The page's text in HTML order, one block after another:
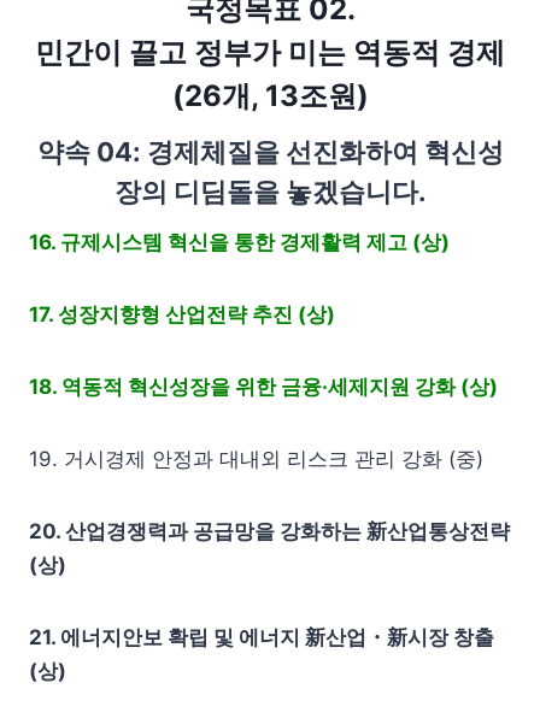
국정목표 02.
민간이 끌고 정부가 미는 역동적 경제
(26개, 13조원)
약속 04: 경제체질을 선진화하여 혁신성
장의 디딤돌을 놓겠습니다.
16. 규제시스템 혁신을 통한 경제활력 제고 (상)
17. 성장지향형 산업전략 추진 (상)
18. 역동적 혁신성장을 위한 금융·세제지원 강화 (상)
19. 거시경제 안정과 대내외 리스크 관리 강화 (중)
20. 산업경쟁력과 공급망을 강화하는 新산업통상전략
(상)
21. 에너지안보 확립 및 에너지 新산업・新시장 창출
(상)